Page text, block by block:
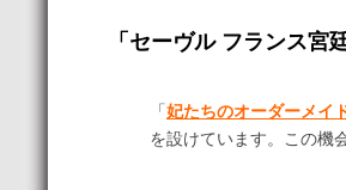
「セーヴル フランス宮
「妃たちのオーダーメイ
を設けています。この機